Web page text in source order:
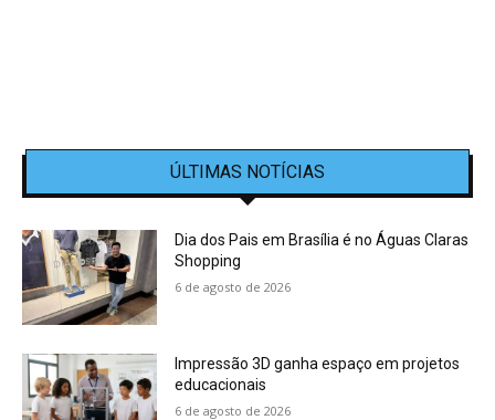
ÚLTIMAS NOTÍCIAS
Dia dos Pais em Brasília é no Águas Claras
Shopping
6 de agosto de 2026
Impressão 3D ganha espaço em projetos
educacionais
6 de agosto de 2026